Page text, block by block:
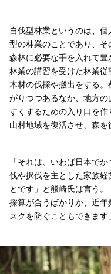
自伐型林業というのは、
型の林業のことであり、
森林に必要な手を入れて
林業の講習を受けた林業従
木材の伐採や搬出をする
がりつつあるなか、地方
すくするための入り口を作
山村地域を復活させ、森を
「それは、いわば日本で
伐や択伐を主とした家族
とです」と熊崎氏は言う
採算が合うばかりか、近
スクを防ぐこともできます」